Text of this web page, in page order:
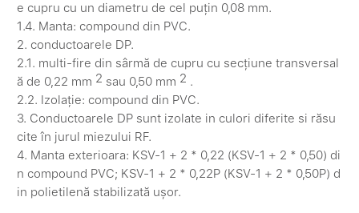
e cupru cu un diametru de cel puțin 0,08 mm.
1.4. Manta: compound din PVC.
2. conductoarele DP.
2.1. multi-fire din sârmă de cupru cu secțiune transversal
ă de 0,22 mm 2 sau 0,50 mm 2 .
2.2. Izolație: compound din PVC.
3. Conductoarele DP sunt izolate in culori diferite si răsu
cite în jurul miezului RF.
4. Manta exterioara: KSV-1 + 2 * 0,22 (KSV-1 + 2 * 0,50) di
n compound PVC; KSV-1 + 2 * 0,22P (KSV-1 + 2 * 0,50P) d
in polietilenă stabilizată ușor.